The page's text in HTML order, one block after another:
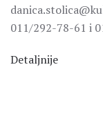
011/292-78-61 i
Detaljnije